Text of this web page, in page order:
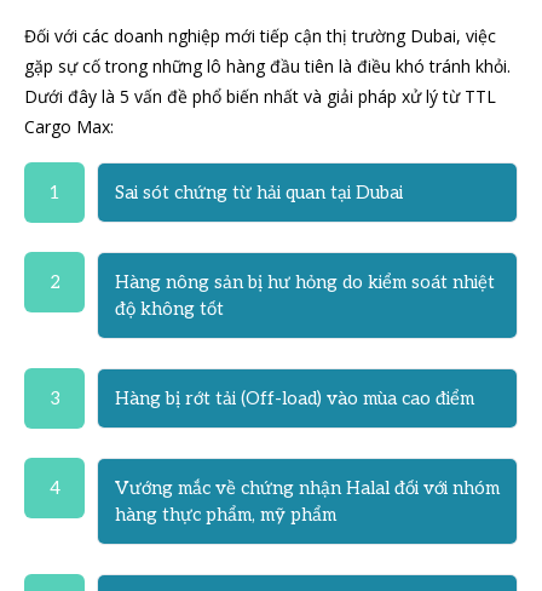
Đối với các doanh nghiệp mới tiếp cận thị trường Dubai, việc
gặp sự cố trong những lô hàng đầu tiên là điều khó tránh khỏi.
Dưới đây là 5 vấn đề phổ biến nhất và giải pháp xử lý từ TTL
Cargo Max:
1 Sai sót chứng từ hải quan tại Dubai
2
Hàng nông sản bị hư hỏng do kiểm soát nhiệt
độ không tốt
3 Hàng bị rớt tải (Off-load) vào mùa cao điểm
4
Vướng mắc về chứng nhận Halal đối với nhóm
hàng thực phẩm, mỹ phẩm